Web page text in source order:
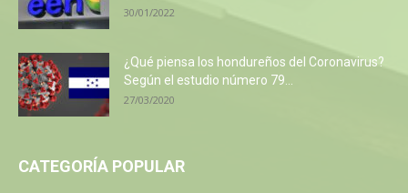
30/01/2022
¿Qué piensa los hondureños del Coronavirus?
Según el estudio número 79...
27/03/2020
CATEGORÍA POPULAR